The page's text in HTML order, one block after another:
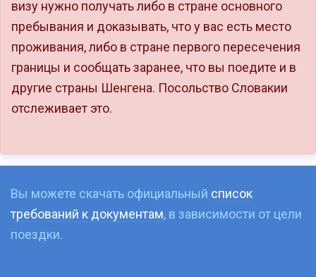
визу нужно получать либо в стране основного
пребывания и доказывать, что у вас есть место
проживания, либо в стране первого пересечения
границы и сообщать заранее, что вы поедите и в
другие страны Шенгена. Посольство Словакии
отслеживает это.
Вы можете скачать официальный список
требований к документам, в зависимости от цели
поездки.